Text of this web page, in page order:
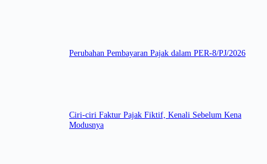
Perubahan Pembayaran Pajak dalam PER-8/PJ/2026
Ciri-ciri Faktur Pajak Fiktif, Kenali Sebelum Kena
Modusnya